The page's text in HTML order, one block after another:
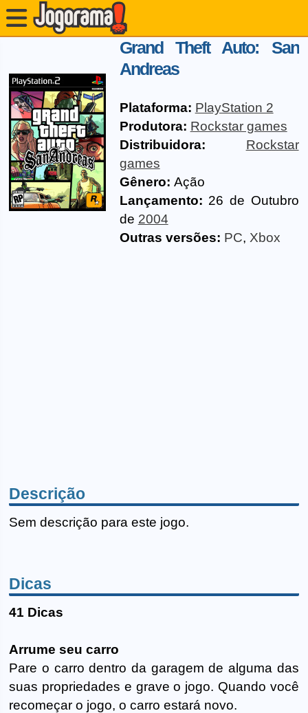
Grand Theft Auto: San
Andreas
Plataforma: PlayStation 2
Produtora: Rockstar games
Distribuidora:
Rockstar
games
Gênero: Ação
Lançamento: 26 de Outubro
de 2004
Outras versões: PC, Xbox
Descrição
Sem descrição para este jogo.
Dicas
41 Dicas
Arrume seu carro
Pare o carro dentro da garagem de alguma das
suas propriedades e grave o jogo. Quando você
recomeçar o jogo, o carro estará novo.